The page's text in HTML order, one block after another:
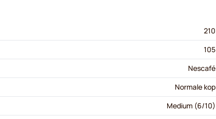
210
105
Nescafé
Normale kop
Medium (6/10)